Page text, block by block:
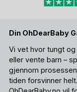
Din OhDearBaby
Vi vet hvor tungt
eller vente barn –
gjennom
tiden forsvinner helt.